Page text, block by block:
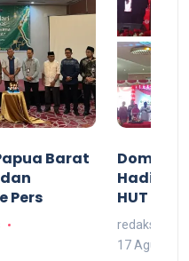
Barat
Pers
Hadiri
HUT RI
redaksi
17 Agustus